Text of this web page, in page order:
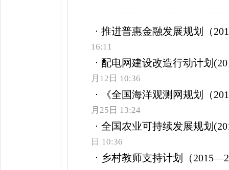
推进普惠金融发展规划（
16:11
配电网建设改造行动计划
月12日 10:36
《全国海洋观测网规划（
月25日 13:24
全国农业可持续发展规划
日 10:36
乡村教师支持计划（